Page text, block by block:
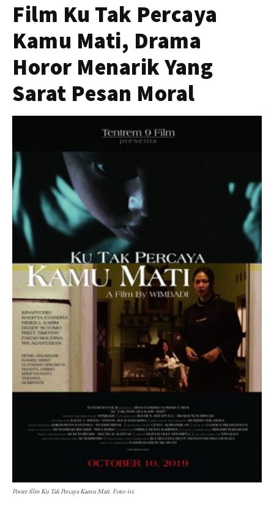
Film Ku Tak Percaya
Kamu Mati, Drama
Horor Menarik Yang
Sarat Pesan Moral
Poster film Ku Tak Percaya Kamu Mati. Foto: ist.